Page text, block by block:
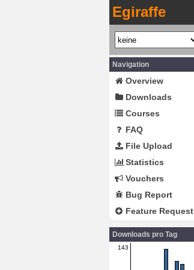
Egiraffe
Navigation
Overview
Downloads
Courses
FAQ
File Upload
Statistics
Vouchers
Bug Report
Feature Request
Downloads pro Tag
143